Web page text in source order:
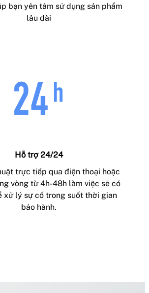
bạn yên tâm sử dụng sản phẩm
lâu dài
Hỗ trợ 24/24
trực tiếp qua điện thoại hoặc
vòng từ 4h-48h làm việc sẽ có
xử lý sự cố trong suốt thời gian
bảo hành.